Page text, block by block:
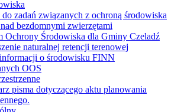
zadań związanych z ochroną środowiska
bezdomnymi zwierzętami
Ochrony Środowiska dla Gminy Czeladź
naturalnej retencji terenowej
o środowisku FINN
OOS
pisma dotyczącego aktu planowania